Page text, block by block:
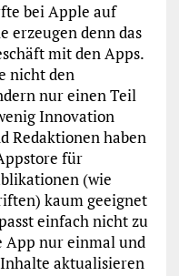
bei Apple auf
erzeugen denn das
mit den Apps.
nicht den
nur einen Teil
Innovation
Redaktionen haben
für
(wie
kaum geeignet
einfach nicht zu
App nur einmal und
aktualisieren